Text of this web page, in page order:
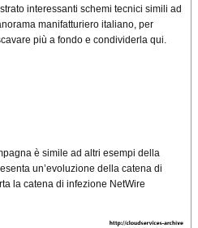
interessanti schemi tecnici simili ad
manifatturiero italiano, per
più a fondo e condividerla qui.
è simile ad altri esempi della
un’evoluzione della catena di
la catena di infezione NetWire